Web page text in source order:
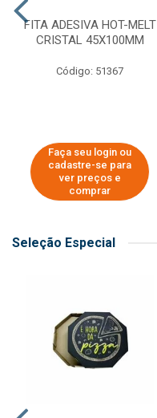
FITA ADESIVA HOT-MELT
CRISTAL 45X100MM
Código: 51367
Faça seu login ou
cadastre-se para
ver preços e
comprar
Seleção Especial